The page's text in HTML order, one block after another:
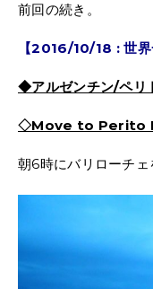
前回の続き。
【2016/10/18 : 世界
◆アルゼンチン/ペリ
◇Move to Perito
朝6時にバリローチェ